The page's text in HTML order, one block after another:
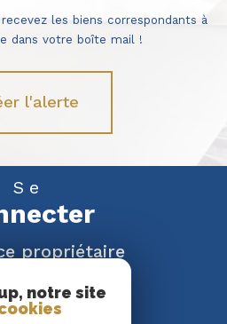
les biens correspondants à
dans votre boîte mail !
l'alerte
Se
propriétaire
notre site